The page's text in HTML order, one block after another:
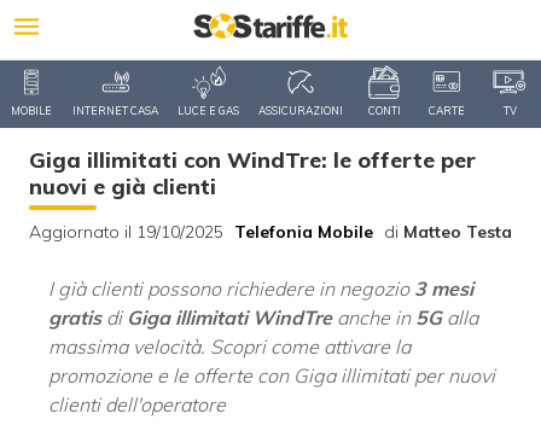
MOBILE INTERNET CASA LUCE E GAS ASSICURAZIONI CONTI CARTE TV
Giga illimitati con WindTre: le offerte per
nuovi e già clienti
Aggiornato il 19/10/2025 Telefonia Mobile di Matteo Testa
I già clienti possono richiedere in negozio3 mesi
gratisdi Giga illimitati WindTreanche in 5Galla
massima velocità. Scopri come attivare la
promozione e le offerte con Giga illimitati per nuovi
clienti dell'operatore